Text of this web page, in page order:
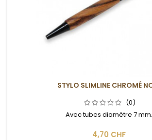
STYLO SLIMLINE CHROMÉ
(0)
Avec tubes diamètre 7 mm.
4,70 CHF